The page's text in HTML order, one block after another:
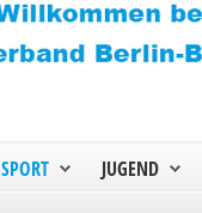
SPORT JUGEND